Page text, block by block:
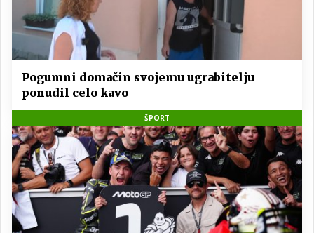
Pogumni domačin svojemu ugrabitelju
ponudil celo kavo
ŠPORT